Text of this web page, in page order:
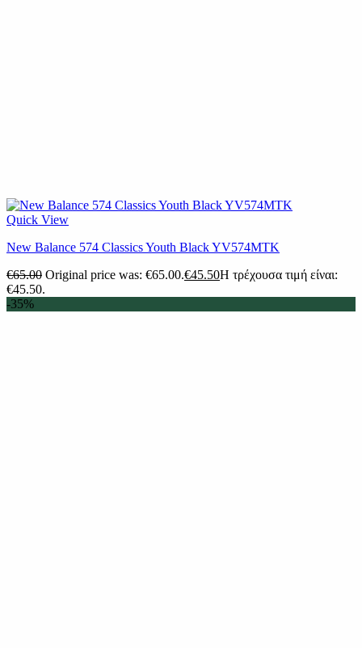
Quick View
New Balance 574 Classics Youth Black YV574MTK
€65.00 Original price was: €65.00.€45.50Η τρέχουσα τιμή είναι:
€45.50.
-35%